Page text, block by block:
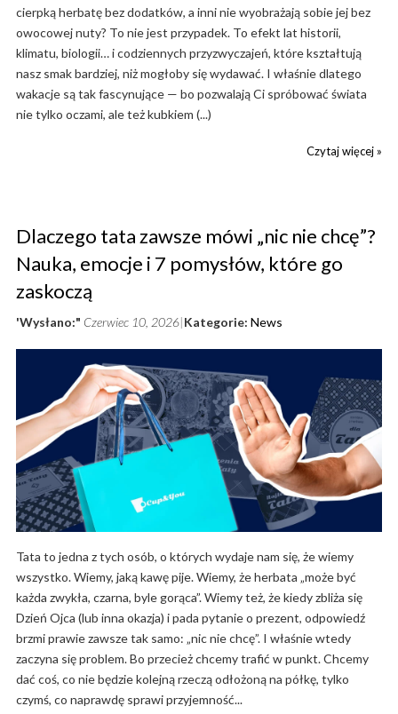
cierpką herbatę bez dodatków, a inni nie wyobrażają sobie jej bez
owocowej nuty? To nie jest przypadek. To efekt lat historii,
klimatu, biologii… i codziennych przyzwyczajeń, które kształtują
nasz smak bardziej, niż mogłoby się wydawać. I właśnie dlatego
wakacje są tak fascynujące — bo pozwalają Ci spróbować świata
nie tylko oczami, ale też kubkiem (...)
Czytaj więcej »
Dlaczego tata zawsze mówi „nic nie chcę”?
Nauka, emocje i 7 pomysłów, które go
zaskoczą
'Wysłano:" Czerwiec 10, 2026 Kategorie: News
Tata to jedna z tych osób, o których wydaje nam się, że wiemy
wszystko. Wiemy, jaką kawę pije. Wiemy, że herbata „może być
każda zwykła, czarna, byle gorąca”. Wiemy też, że kiedy zbliża się
Dzień Ojca (lub inna okazja) i pada pytanie o prezent, odpowiedź
brzmi prawie zawsze tak samo: „nic nie chcę”. I właśnie wtedy
zaczyna się problem. Bo przecież chcemy trafić w punkt. Chcemy
dać coś, co nie będzie kolejną rzeczą odłożoną na półkę, tylko
czymś, co naprawdę sprawi przyjemność...